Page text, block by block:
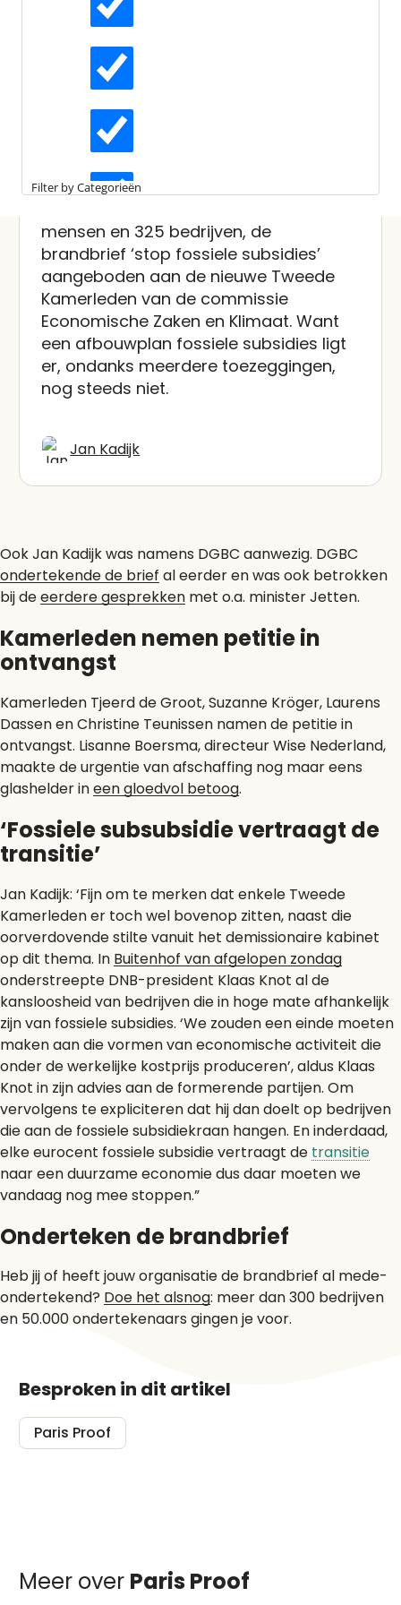
Longreads
Partnernieuws
Filter by Categorieën
Laatst bewerkt:
2 minuten
Brandbrief stop fossiele
subsidies aan Kamerleden
aangeboden
Op dinsdag 30 januari heeft Wise
mensen en 325 bedrijven, de
brandbrief ‘stop fossiele subsidies’
aangeboden aan de nieuwe Tweede
Kamerleden van de commissie
Economische Zaken en Klimaat. Want
een afbouwplan fossiele subsidies ligt
er, ondanks meerdere toezeggingen,
nog steeds niet.
Jan Kadijk
Ook Jan Kadijk was namens DGBC aanwezig. DGBC
ondertekende de brief al eerder en was ook betrokken
bij deeerdere gesprekken met o.a. minister Jetten.
Kamerleden nemen petitie in
ontvangst
Kamerleden Tjeerd de Groot, Suzanne Kröger, Laurens
Dassen en Christine Teunissen namen de petitie in
ontvangst. Lisanne Boersma, directeur Wise Nederland,
maakte de urgentie van afschaffing nog maar eens
glashelder ineen gloedvol betoog.
‘Fossiele subsubsidie vertraagt de
transitie’
Jan Kadijk: ‘Fijn om te merken dat enkele Tweede
Kamerleden er toch wel bovenop zitten, naast die
oorverdovende stilte vanuit het demissionaire kabinet
op dit thema. In Buitenhof van afgelopen zondag
onderstreepte DNB-president Klaas Knot al de
kansloosheid van bedrijven die in hoge mate afhankelijk
zijn van fossiele subsidies. ‘We zouden een einde moeten
maken aan die vormen van economische activiteit die
onder de werkelijke kostprijs produceren’, aldus Klaas
Knot in zijn advies aan de formerende partijen. Om
vervolgens te expliciteren dat hij dan doelt op bedrijven
die aan de fossiele subsidiekraan hangen. En inderdaad,
elke eurocent fossiele subsidie vertraagt de transitie
naar een duurzame economie dus daar moeten we
vandaag nog mee stoppen.”
Onderteken de brandbrief
Heb jij of heeft jouw organisatie de brandbrief al mede-
ondertekend? Doe het alsnog: meer dan 300 bedrijven
en 50.000 ondertekenaars gingen je voor.
Besproken in dit artikel
Paris Proof
Meer over Paris Proof